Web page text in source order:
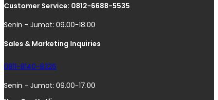
Customer Service: 0812-6688-5535
Senin - Jumat: 09.00-18.00
Sales & Marketing Inquiries
0811-8140-8326
Senin - Jumat: 09.00-17.00